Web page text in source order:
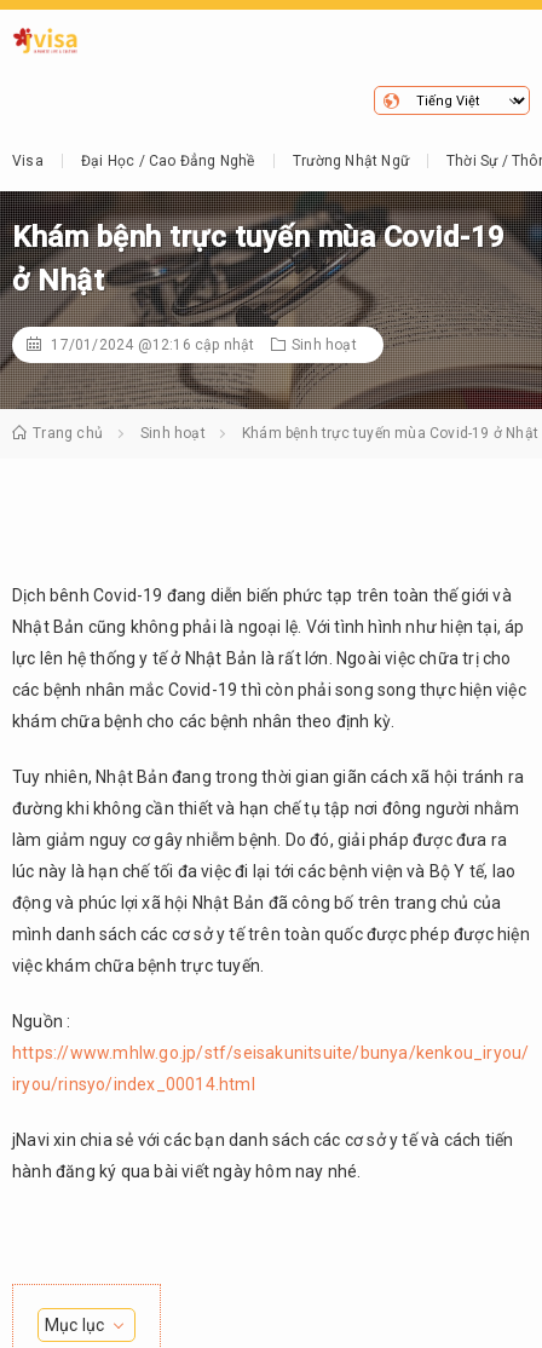
Visa Đại Học / Cao Đẳng Nghề Trường Nhật Ngữ Thời Sự /
Khám bệnh trực tuyến mùa Covid-19
ở Nhật
17/01/2024 @12:16 cập nhật Sinh hoạt
Trang chủ Sinh hoạt Khám bệnh trực tuyến mùa Covid-19 ở Nhật
Dịch bênh Covid-19 đang diễn biến phức tạp trên toàn thế giới và
Nhật Bản cũng không phải là ngoại lệ. Với tình hình như hiện tại, áp
lực lên hệ thống y tế ở Nhật Bản là rất lớn. Ngoài việc chữa trị cho
các bệnh nhân mắc Covid-19 thì còn phải song song thực hiện việc
khám chữa bệnh cho các bệnh nhân theo định kỳ.
Tuy nhiên, Nhật Bản đang trong thời gian giãn cách xã hội tránh ra
đường khi không cần thiết và hạn chế tụ tập nơi đông người nhằm
làm giảm nguy cơ gây nhiễm bệnh. Do đó, giải pháp được đưa ra
lúc này là hạn chế tối đa việc đi lại tới các bệnh viện và Bộ Y tế, lao
động và phúc lợi xã hội Nhật Bản đã công bố trên trang chủ của
mình danh sách các cơ sở y tế trên toàn quốc được phép được hiện
việc khám chữa bệnh trực tuyến.
Nguồn :
https://www.mhlw.go.jp/stf/seisakunitsuite/bunya/kenkou_iryou/
iryou/rinsyo/index_00014.html
jNavi xin chia sẻ với các bạn danh sách các cơ sở y tế và cách tiến
hành đăng ký qua bài viết ngày hôm nay nhé.
Mục lục